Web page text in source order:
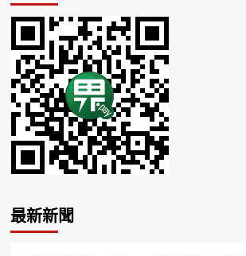
最新新聞